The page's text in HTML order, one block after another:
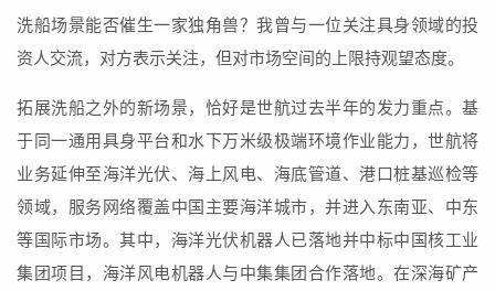
洗船场景能否催生一家独角兽？我曾与一位关注具身领域的投
资人交流，对方表示关注，但对市场空间的上限持观望态度。
拓展洗船之外的新场景，恰好是世航过去半年的发力重点。基
于同一通用具身平台和水下万米级极端环境作业能力，世航将
业务延伸至海洋光伏、海上风电、海底管道、港口桩基巡检等
领域，服务网络覆盖中国主要海洋城市，并进入东南亚、中东
等国际市场。其中，海洋光伏机器人已落地并中标中国核工业
集团项目，海洋风电机器人与中集集团合作落地。在深海矿产